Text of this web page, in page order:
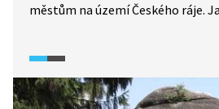
městům na území Českého ráje.
uvidíme ve videu také nedaleký
Maloskalsko a nebude chybět ani
Prachovských skal.